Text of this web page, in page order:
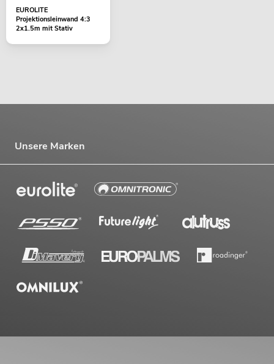
EUROLITE
Projektionsleinwand 4:3
2x1.5m mit Stativ
Unsere Marken